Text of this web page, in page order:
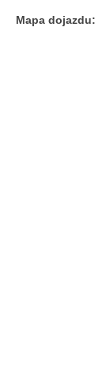
Mapa dojazdu: